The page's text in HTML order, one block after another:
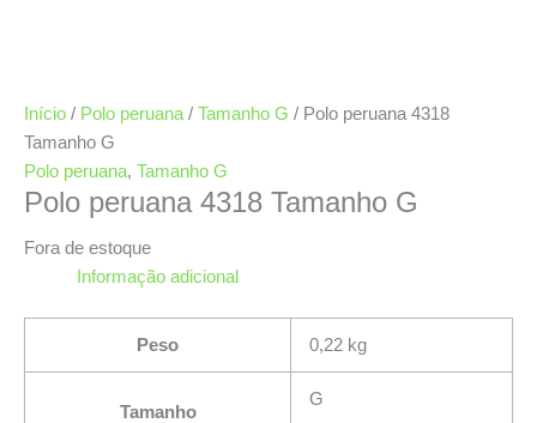
Início / Polo peruana / Tamanho G / Polo peruana 4318
Tamanho G
Polo peruana, Tamanho G
Polo peruana 4318 Tamanho G
Fora de estoque
Informação adicional
Peso 0,22 kg
Tamanho
G